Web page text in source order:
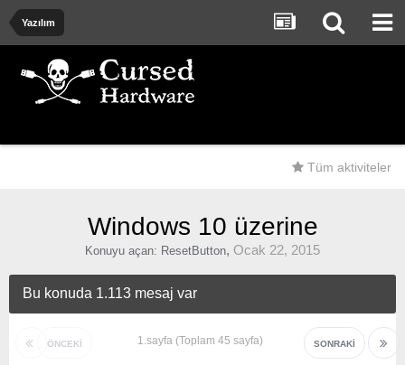
Yazılım
Tüm aktiviteler
Windows 10 üzerine
Konuyu açan: ResetButton, Ocak 22, 2015
Bu konuda 1.113 mesaj var
ÖNCEKI SONRAKI
1.sayfa (Toplam 45 sayfa)